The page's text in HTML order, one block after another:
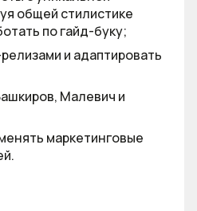
общей стилистике
по гайд-буку;
и адаптировать
Малевич и
маркетинговые